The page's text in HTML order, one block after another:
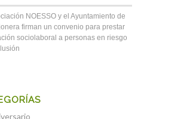
NOESSO y el Ayuntamiento de
firman un convenio para prestar
sociolaboral a personas en riesgo